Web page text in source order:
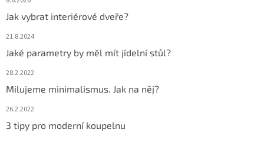
Jak vybrat interiérové dveře?
21.8.2024
Jaké parametry by měl mít jídelní stůl?
28.2.2022
Milujeme minimalismus. Jak na něj?
26.2.2022
3 tipy pro moderní koupelnu